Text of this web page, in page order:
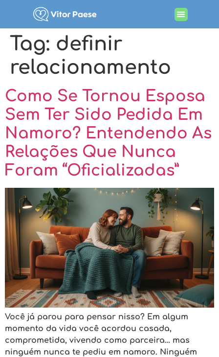
Tag: definir
relacionamento
Como Se Tornou Esposa
Sem Ter Sido Pedida Em
Namoro? Entendendo As
Relações Que Nunca
Foram “Oficializadas”
Você já parou para pensar nisso? Em algum
momento da vida você acordou casada,
comprometida, vivendo como parceira… mas
ninguém nunca te pediu em namoro. Ninguém